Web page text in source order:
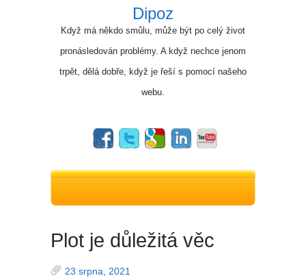
Dipoz
Když má někdo smůlu, může být po celý život
pronásledován problémy. A když nechce jenom
trpět, dělá dobře, když je řeší s pomocí našeho
webu.
Plot je důležitá věc
23 srpna, 2021